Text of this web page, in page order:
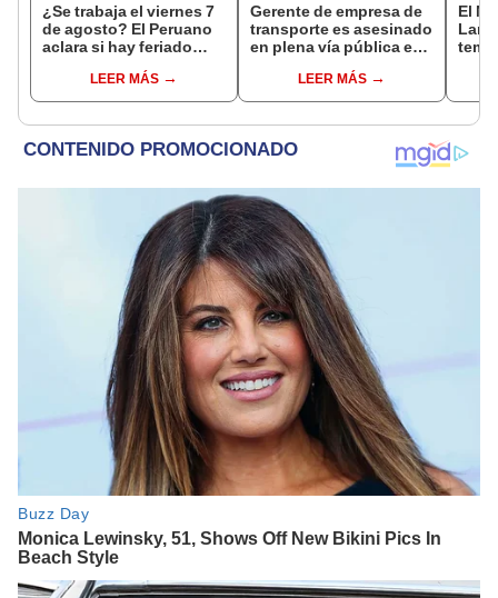
¿Se trabaja el viernes 7
de agosto? El Peruano
aclara si hay feriado
del 6 de agosto
LEER MÁS
Gerente de empresa de
transporte es asesinado
en plena vía pública en
sobrevivió al ataque
LEER MÁS
El
palta